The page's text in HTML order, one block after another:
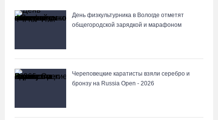
День физкультурника в Вологде отметят
общегородской зарядкой и марафоном
Череповецкие каратисты взяли серебро и
бронзу на Russia Open - 2026